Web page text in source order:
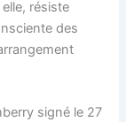
résiste
des
signé le 27